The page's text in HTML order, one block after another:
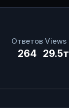
Ответов
264
Views
29.5т